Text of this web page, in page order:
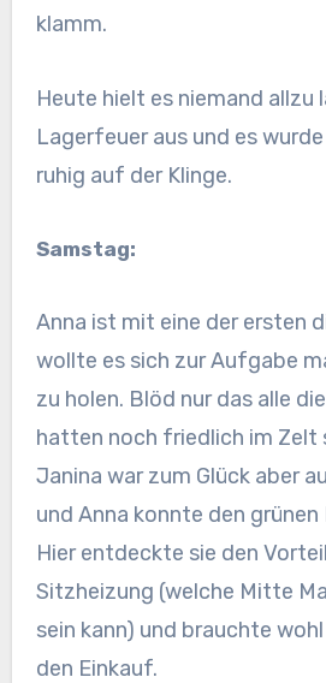
klamm.
Heute hielt es niemand allzu
Lagerfeuer aus und es
ruhig auf der Klinge.
Samstag:
Anna ist mit eine der ersten
wollte es sich zur Aufgabe
zu holen. Blöd nur das alle
hatten noch friedlich im Zelt
Janina war zum Glück aber
und Anna konnte den
Hier entdeckte sie den
Sitzheizung (welche Mitte
sein kann) und brauchte
den Einkauf.